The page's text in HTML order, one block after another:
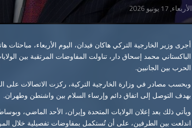
الأربعاء, 17 يونيو 2026
أجرى وزير الخارجية التركي هاكان فيدان، اليوم الأربعاء،
الباكستاني محمد إسحاق دار، تناولت المفاوضات المرتقبة بين
الحرب بين الجانبين.
وبحسب مصادر في وزارة الخارجية التركية، ركزت الاتصالات على
بهدف التوصل إلى اتفاق دائم وإرساء السلام بين واشنطن وطهران.
ويأتي ذلك بعد إعلان الولايات المتحدة وإيران، الأحد الماضي،
اندلعت بين الطرفين، على أن تُستكمل بمفاوضات تفصيلية خلال